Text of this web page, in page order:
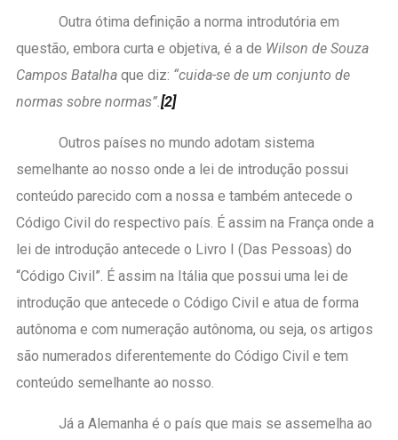
Outra ótima definição a norma introdutória em
questão, embora curta e objetiva, é a de Wilson de Souza
Campos Batalha que diz: “cuida-se de um conjunto de
normas sobre normas”. [2]
Outros países no mundo adotam sistema
semelhante ao nosso onde a lei de introdução possui
conteúdo parecido com a nossa e também antecede o
Código Civil do respectivo país. É assim na França onde a
lei de introdução antecede o Livro I (Das Pessoas) do
“Código Civil”. É assim na Itália que possui uma lei de
introdução que antecede o Código Civil e atua de forma
autônoma e com numeração autônoma, ou seja, os artigos
são numerados diferentemente do Código Civil e tem
conteúdo semelhante ao nosso.
Já a Alemanha é o país que mais se assemelha ao